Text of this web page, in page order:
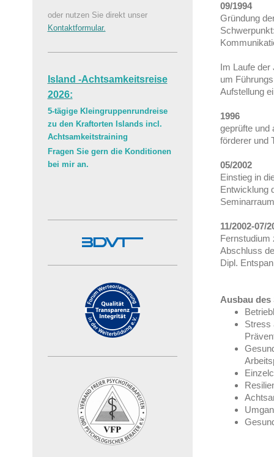
09/1994
Gründung
Im Laufe der
um
Aufstellung
1996
geprüfte und
förderer und
05/2002
Einstieg in
Entwicklung
Seminarraum
11/2002-07/
Fernstudium
Abschluss
Dipl.
Ausbau des
Stress
oder nutzen Sie direkt unser
Kontaktformular.
Island -Achtsamkeitsreise
2026:
5-tägige Kleingruppenrundreise
zu den Kraftorten Islands incl.
Achtsamkeitstraining
Fragen Sie gern die Konditionen
bei mir an.